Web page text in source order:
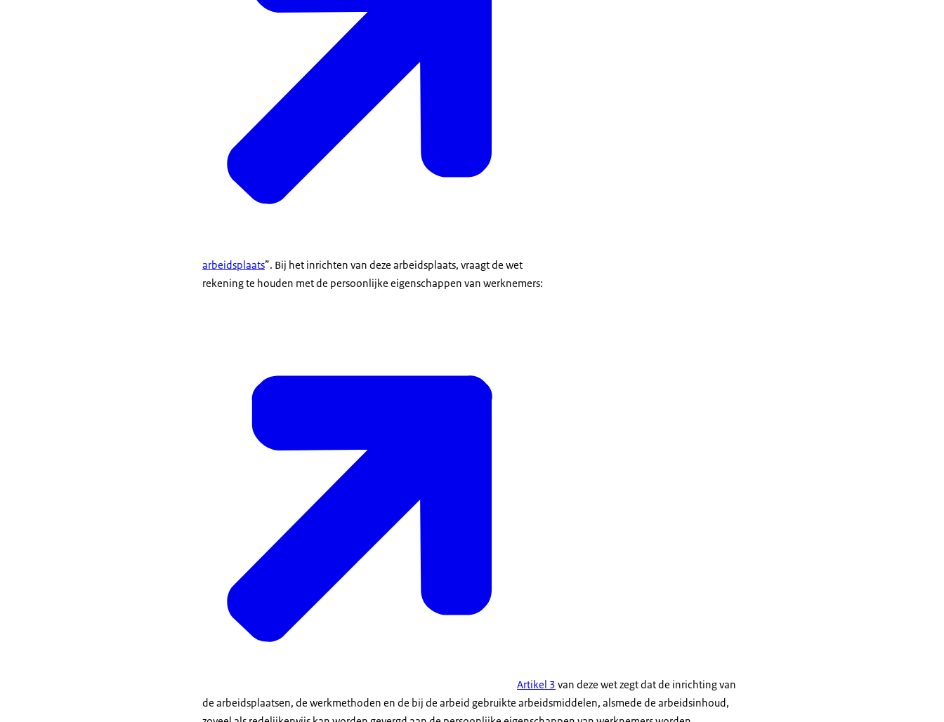
arbeidsplaats”. Bij het inrichten van deze arbeidsplaats, vraagt de wet
rekening te houden met de persoonlijke eigenschappen van werknemers:
Artikel 3 van deze wet zegt dat de inrichting van
de arbeidsplaatsen, de werkmethoden en de bij de arbeid gebruikte arbeidsmiddelen, alsmede de arbeidsinhoud,